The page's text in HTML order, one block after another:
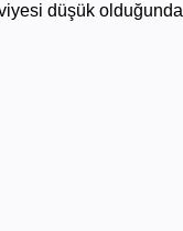
düşük olduğunda